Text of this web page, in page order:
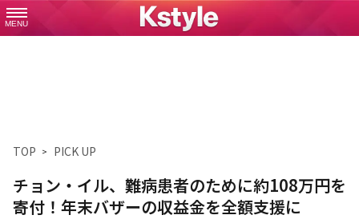
MENU
TOP PICK UP
チョン・イル、難病患者のために約108万円を
寄付！年末バザーの収益金を全額支援に